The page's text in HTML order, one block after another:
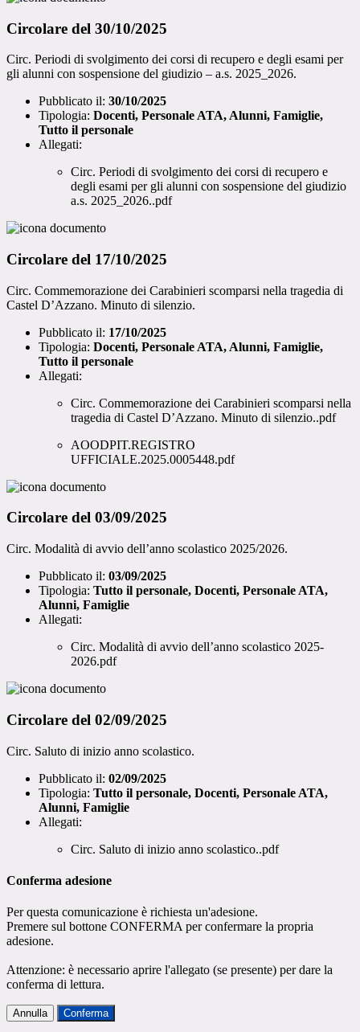
Circolare del 30/10/2025
Circ. Periodi di svolgimento dei corsi di recupero e degli esami per
gli alunni con sospensione del giudizio – a.s. 2025_2026.
Pubblicato il: 30/10/2025
Tipologia: Docenti, Personale ATA, Alunni, Famiglie,
Tutto il personale
Allegati:
Circ. Periodi di svolgimento dei corsi di recupero e
degli esami per gli alunni con sospensione del giudizio
a.s. 2025_2026..pdf
Circolare del 17/10/2025
Circ. Commemorazione dei Carabinieri scomparsi nella tragedia di
Castel D’Azzano. Minuto di silenzio.
Pubblicato il: 17/10/2025
Tipologia: Docenti, Personale ATA, Alunni, Famiglie,
Tutto il personale
Allegati:
Circ. Commemorazione dei Carabinieri scomparsi nella
tragedia di Castel D’Azzano. Minuto di silenzio..pdf
AOODPIT.REGISTRO
UFFICIALE.2025.0005448.pdf
Circolare del 03/09/2025
Circ. Modalità di avvio dell’anno scolastico 2025/2026.
Pubblicato il: 03/09/2025
Tipologia: Tutto il personale, Docenti, Personale ATA,
Alunni, Famiglie
Allegati:
Circ. Modalità di avvio dell’anno scolastico 2025-
2026.pdf
Circolare del 02/09/2025
Circ. Saluto di inizio anno scolastico.
Pubblicato il: 02/09/2025
Tipologia: Tutto il personale, Docenti, Personale ATA,
Alunni, Famiglie
Allegati:
Circ. Saluto di inizio anno scolastico..pdf
Conferma adesione
Per questa comunicazione è richiesta un'adesione.
Premere sul bottone CONFERMA per confermare la propria
adesione.
Attenzione: è necessario aprire l'allegato (se presente) per dare la
conferma di lettura.
Annulla Conferma